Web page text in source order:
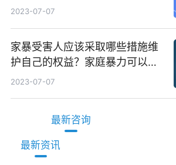
证吗？ 全球微动态
2023-07-07
家暴受害人应该采取哪些措施维
护自己的权益？家庭暴力可以诉
讼离婚吗？
2023-07-07
最新咨询
最新资讯